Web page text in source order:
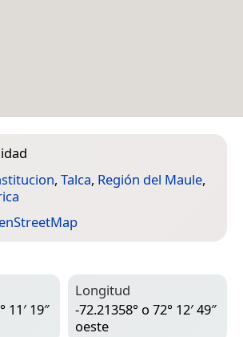
, Talca, Región del Maule,
11′ 19″
Longitud
-72.21358° o 72° 12′ 49″
oeste